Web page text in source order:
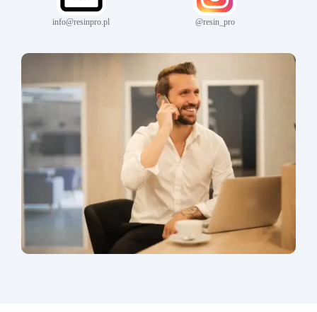
info@resinpro.pl @resin_pro